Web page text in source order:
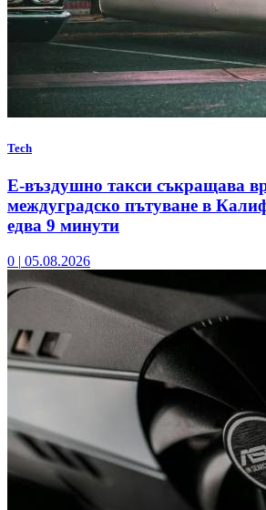
Tech
Е-въздушно такси съкращава
междуградско пътуване в
едва 9 минути
0 | 05.08.2026